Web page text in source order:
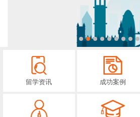
留学资讯 成功案例